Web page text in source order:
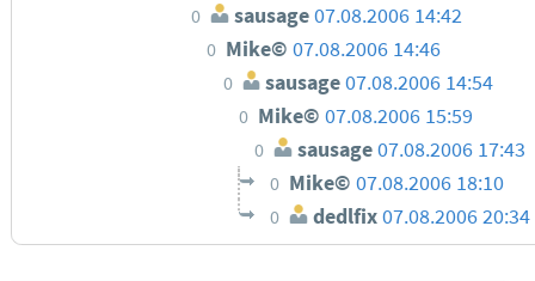
0 sausage07.08.2006 14:42
0 Mike©07.08.2006 14:46
0 sausage07.08.2006 14:54
0 Mike© 07.08.2006 15:59
0 sausage07.08.2006 17:43
0 Mike©07.08.2006 18:10
0 dedlfix07.08.2006 20:34